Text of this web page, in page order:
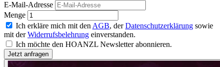
E-Mail-Adresse
Menge
Ich erkläre mich mit den AGB, derDatenschutzerklärung sowie
mit derWiderrufsbelehrung einverstanden.
Ich möchte den HOANZL Newsletter abonnieren.